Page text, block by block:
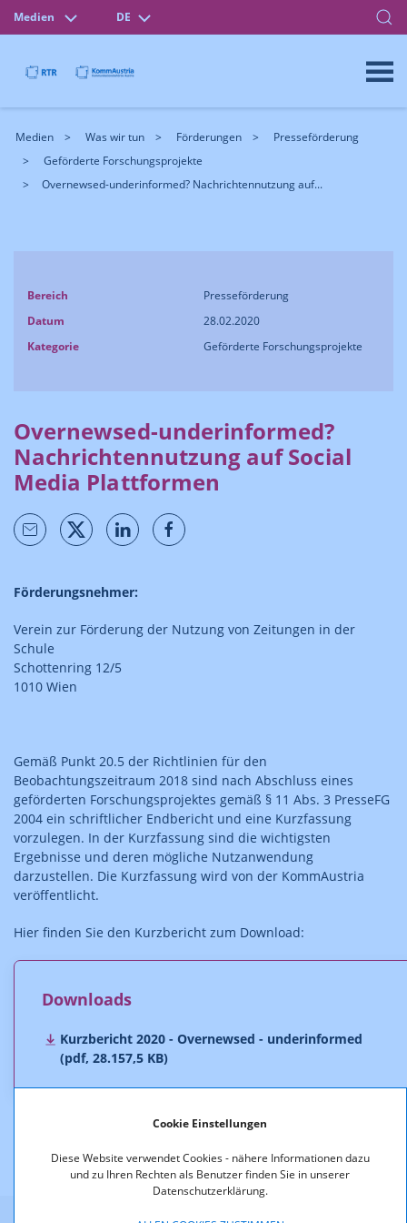
Cookie Einstellungen
Diese Website verwendet Cookies - nähere Informationen dazu
und zu Ihren Rechten als Benutzer finden Sie in unserer
Datenschutzerklärung.
Medien DE
Medien Was wir tun Förderungen
Presseförderung
Geförderte Forschungsprojekte
Overnewsed-underinformed? Nachrichtennutzung auf...
Bereich
Presseförderung
Datum
28.02.2020
Kategorie
Geförderte Forschungsprojekte
Overnewsed-underinformed?
Nachrichtennutzung auf Social
Media Plattformen
Förderungsnehmer:
Verein zur Förderung der Nutzung von Zeitungen in der
Schule
Schottenring 12/5
1010 Wien
Gemäß Punkt 20.5 der Richtlinien für den
Beobachtungszeitraum 2018 sind nach Abschluss eines
geförderten Forschungsprojektes gemäß § 11 Abs. 3 PresseFG
2004 ein schriftlicher Endbericht und eine Kurzfassung
vorzulegen. In der Kurzfassung sind die wichtigsten
Ergebnisse und deren mögliche Nutzanwendung
darzustellen. Die Kurzfassung wird von der KommAustria
veröffentlicht.
Hier finden Sie den Kurzbericht zum Download:
Downloads
Kurzbericht 2020 - Overnewsed - underinformed
(pdf, 28.157,5 KB)